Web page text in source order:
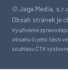
© Jaga Media,
Obsah stránek je
Využíváme
obsahu či jeho části
souhlasu ČTK